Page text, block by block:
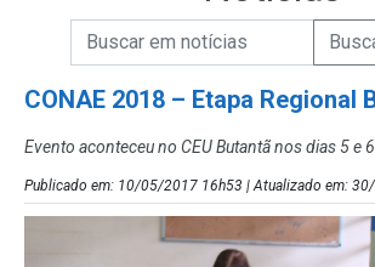
Campo de Busca de
Campo de Busca de informações
CONAE 2018 – Etapa Regional
Evento aconteceu no CEU Butantã nos dias 5 e
Publicado em: 10/05/2017 16h53 | Atualizado em: